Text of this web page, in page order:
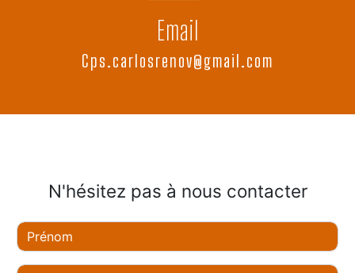
Email
cps.carlosrenov@gmail.com
N'hésitez pas à nous contacter